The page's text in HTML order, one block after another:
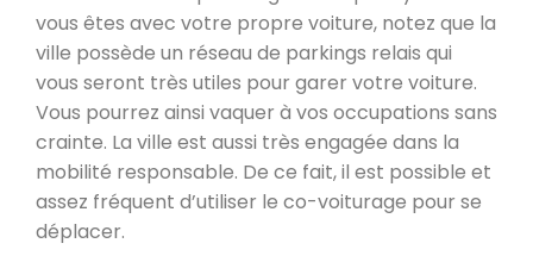
vous êtes avec votre propre voiture, notez que la
ville possède un réseau de parkings relais qui
vous seront très utiles pour garer votre voiture.
Vous pourrez ainsi vaquer à vos occupations sans
crainte. La ville est aussi très engagée dans la
mobilité responsable. De ce fait, il est possible et
assez fréquent d’utiliser le co-voiturage pour se
déplacer.